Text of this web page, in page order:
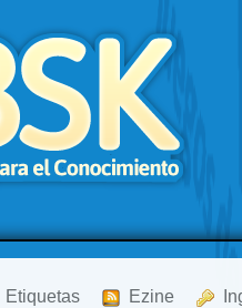
Etiquetas Ezine